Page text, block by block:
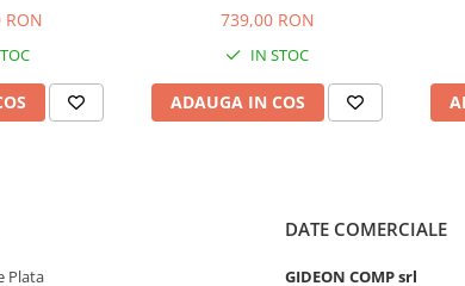
RON
739,00 RON
IN STOC
ADAUGA IN COS
Plata
DATE COMERCIALE
GIDEON COMP srl